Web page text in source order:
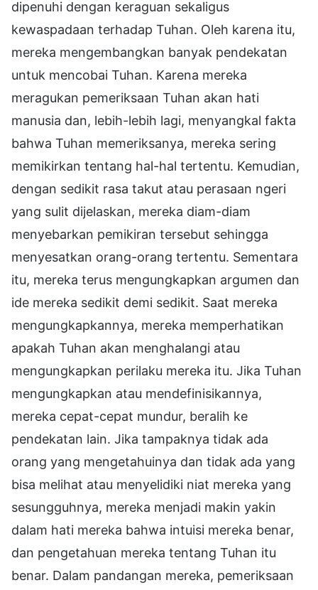
dipenuhi dengan keraguan sekaligus
kewaspadaan terhadap Tuhan. Oleh karena itu,
mereka mengembangkan banyak pendekatan
untuk mencobai Tuhan. Karena mereka
meragukan pemeriksaan Tuhan akan hati
manusia dan, lebih-lebih lagi, menyangkal fakta
bahwa Tuhan memeriksanya, mereka sering
memikirkan tentang hal-hal tertentu. Kemudian,
dengan sedikit rasa takut atau perasaan ngeri
yang sulit dijelaskan, mereka diam-diam
menyebarkan pemikiran tersebut sehingga
menyesatkan orang-orang tertentu. Sementara
itu, mereka terus mengungkapkan argumen dan
ide mereka sedikit demi sedikit. Saat mereka
mengungkapkannya, mereka memperhatikan
apakah Tuhan akan menghalangi atau
mengungkapkan perilaku mereka itu. Jika Tuhan
mengungkapkan atau mendefinisikannya,
mereka cepat-cepat mundur, beralih ke
pendekatan lain. Jika tampaknya tidak ada
orang yang mengetahuinya dan tidak ada yang
bisa melihat atau menyelidiki niat mereka yang
sesungguhnya, mereka menjadi makin yakin
dalam hati mereka bahwa intuisi mereka benar,
dan pengetahuan mereka tentang Tuhan itu
benar. Dalam pandangan mereka, pemeriksaan